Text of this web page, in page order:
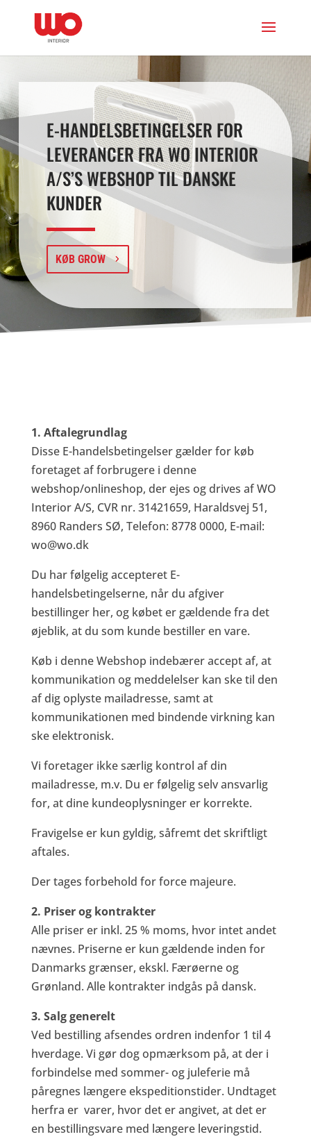
E-HANDELSBETINGELSER FOR
LEVERANCER FRA WO INTERIOR
A/S’S WEBSHOP TIL DANSKE
KUNDER
KØB GROW
1. Aftalegrundlag
Disse E-handelsbetingelser gælder for køb
foretaget af forbrugere i denne
webshop/onlineshop, der ejes og drives af WO
Interior A/S, CVR nr. 31421659, Haraldsvej 51,
8960 Randers SØ, Telefon: 8778 0000, E-mail:
wo@wo.dk
Du har følgelig accepteret E-
handelsbetingelserne, når du afgiver
bestillinger her, og købet er gældende fra det
øjeblik, at du som kunde bestiller en vare.
Køb i denne Webshop indebærer accept af, at
kommunikation og meddelelser kan ske til den
af dig oplyste mailadresse, samt at
kommunikationen med bindende virkning kan
ske elektronisk.
Vi foretager ikke særlig kontrol af din
mailadresse, m.v. Du er følgelig selv ansvarlig
for, at dine kundeoplysninger er korrekte.
Fravigelse er kun gyldig, såfremt det skriftligt
aftales.
Der tages forbehold for force majeure.
2. Priser og kontrakter
Alle priser er inkl. 25 % moms, hvor intet andet
nævnes. Priserne er kun gældende inden for
Danmarks grænser, ekskl. Færøerne og
Grønland. Alle kontrakter indgås på dansk.
3. Salg generelt
Ved bestilling afsendes ordren indenfor 1 til 4
hverdage. Vi gør dog opmærksom på, at der i
forbindelse med sommer- og juleferie må
påregnes længere ekspeditionstider. Undtaget
herfra er varer, hvor det er angivet, at det er
en bestillingsvare med længere leveringstid.